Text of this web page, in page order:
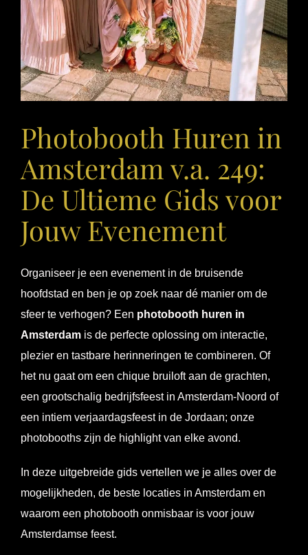
Photobooth Huren in
Amsterdam v.a. 249:
De Ultieme Gids voor
Jouw Evenement
Organiseer je een evenement in de bruisende
hoofdstad en ben je op zoek naar dé manier om de
sfeer te verhogen? Een photobooth huren in
Amsterdam is de perfecte oplossing om interactie,
plezier en tastbare herinneringen te combineren. Of
het nu gaat om een chique bruiloft aan de grachten,
een grootschalig bedrijfsfeest in Amsterdam-Noord of
een intiem verjaardagsfeest in de Jordaan; onze
photobooths zijn de highlight van elke avond.
In deze uitgebreide gids vertellen we je alles over de
mogelijkheden, de beste locaties in Amsterdam en
waarom een photobooth onmisbaar is voor jouw
Amsterdamse feest.